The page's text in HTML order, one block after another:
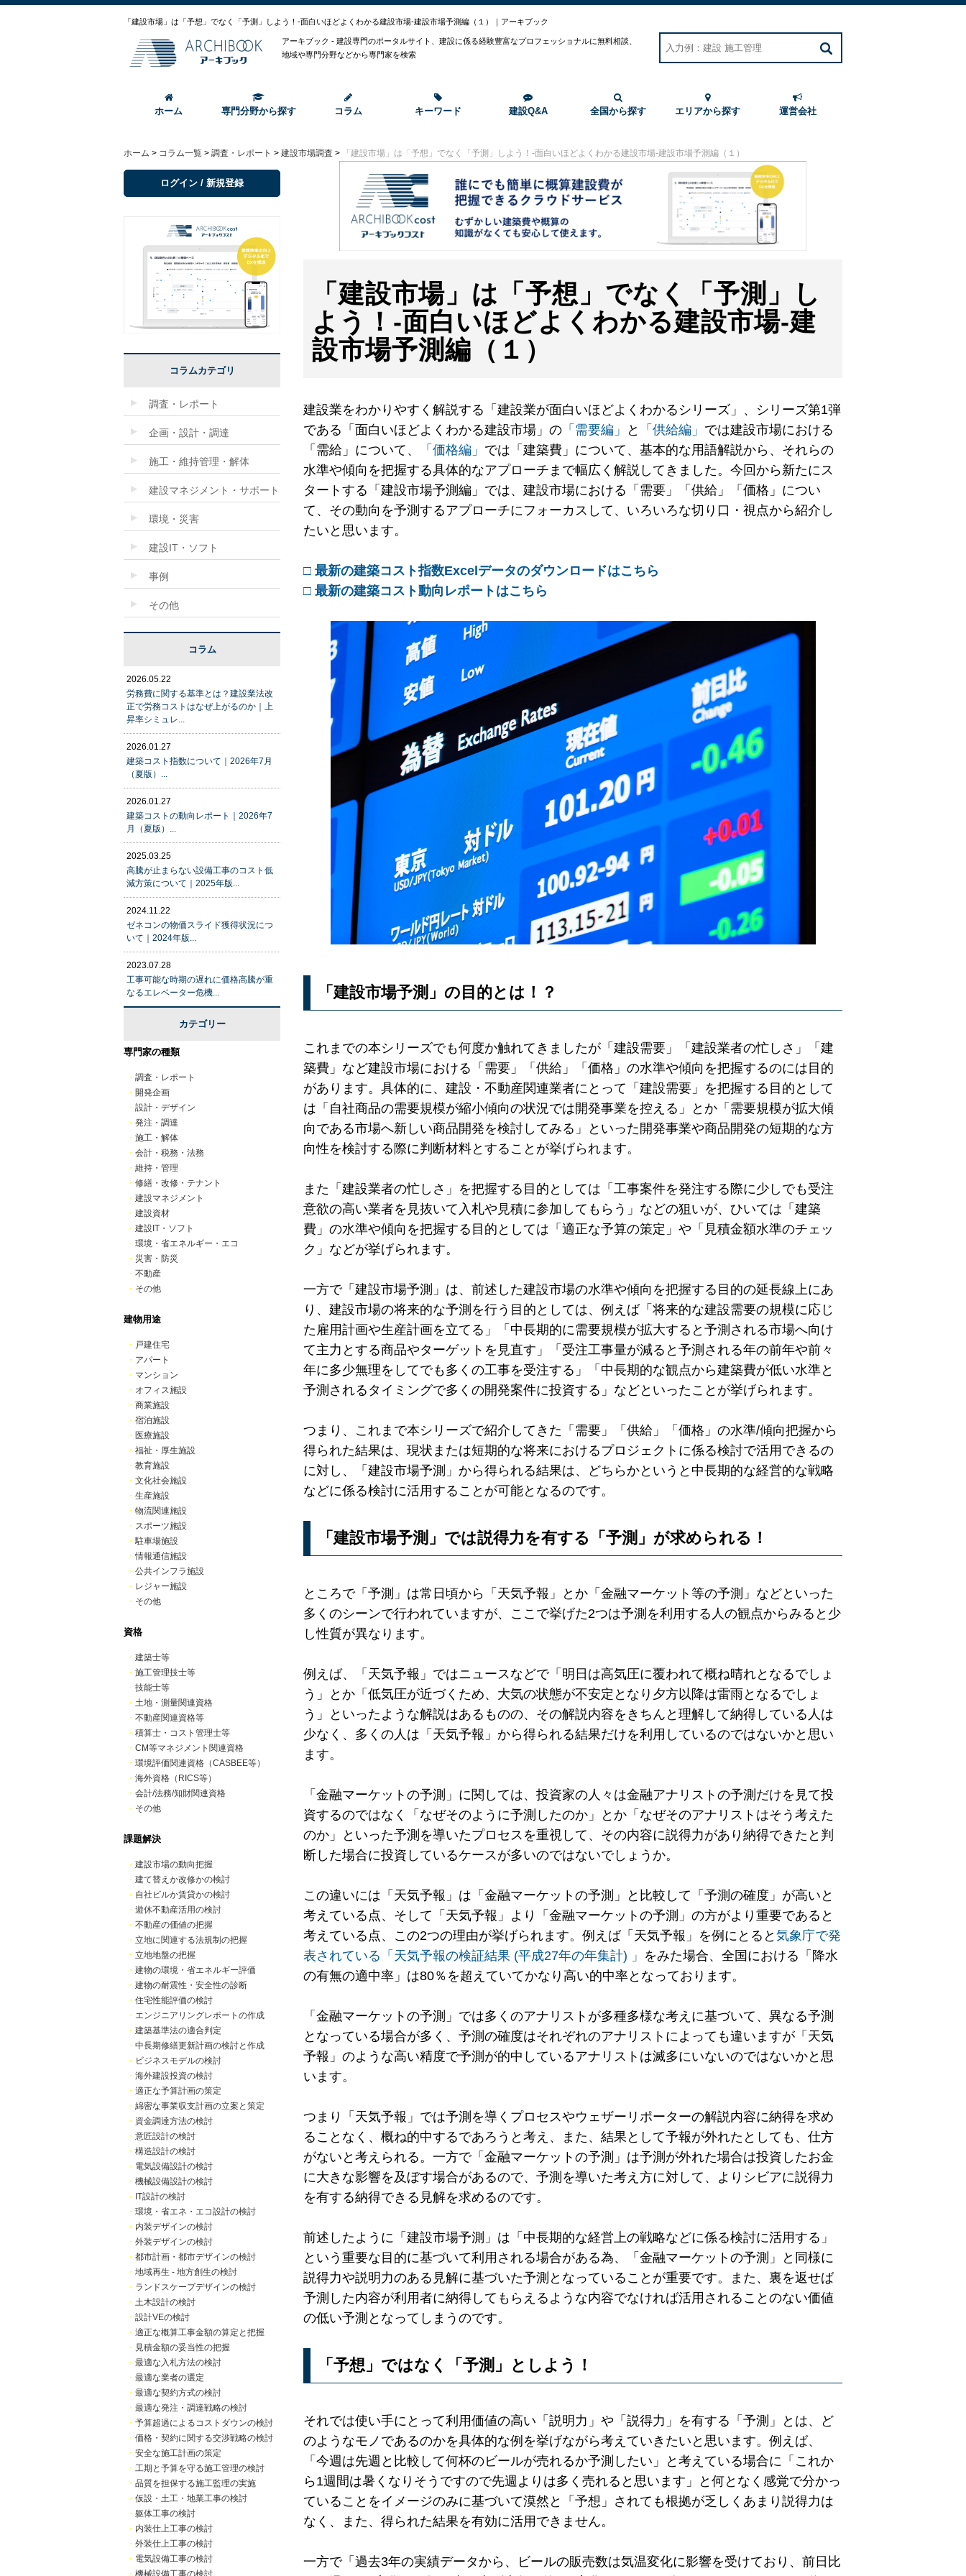
「建設市場」は「予想」でなく「予測」しよう！-面白いほどよくわかる建設市場-建設市場予測編（１）｜アーキブック
アーキブック - 建設専門のポータルサイト、建設に係る経験豊富なプロフェッショナルに無料相談、
地域や専門分野などから専門家を検索
ホーム 専門分野から探す コラム キーワード 建設Q&A 全国から探す エリアから探す 運営会社
ホーム > コラム一覧 > 調査・レポート > 建設市場調査 > 「建設市場」は「予想」でなく「予測」しよう！-面白いほどよくわかる建設市場-建設市場予測編（１）
「建設市場」は「予想」でなく「予測」し
よう！-面白いほどよくわかる建設市場-建
設市場予測編（１）
建設業をわかりやすく解説する「建設業が面白いほどよくわかるシリーズ」、シリーズ第1弾
である「面白いほどよくわかる建設市場」の 「需要編」 と 「供給編」 では建設市場における
「需給」について、
「価格編」 では「建築費」について、基本的な用語解説から、それらの
水準や傾向を把握する具体的なアプローチまで幅広く解説してきました。今回から新たにス
タートする「建設市場予測編」では、建設市場における「需要」「供給」「価格」につい
て、その動向を予測するアプローチにフォーカスして、いろいろな切り口・視点から紹介し
たいと思います。
□ 最新の建築コスト指数Excelデータのダウンロードはこちら
□ 最新の建築コスト動向レポートはこちら
「建設市場予測」の目的とは！？
これまでの本シリーズでも何度か触れてきましたが「建設需要」「建設業者の忙しさ」「建
築費」など建設市場における「需要」「供給」「価格」の水準や傾向を把握するのには目的
があります。具体的に、建設・不動産関連業者にとって「建設需要」を把握する目的として
は「自社商品の需要規模が縮小傾向の状況では開発事業を控える」とか「需要規模が拡大傾
向である市場へ新しい商品開発を検討してみる」といった開発事業や商品開発の短期的な方
向性を検討する際に判断材料とすることが挙げられます。
また「建設業者の忙しさ」を把握する目的としては「工事案件を発注する際に少しでも受注
意欲の高い業者を見抜いて入札や見積に参加してもらう」などの狙いが、ひいては「建築
費」の水準や傾向を把握する目的としては「適正な予算の策定」や「見積金額水準のチェッ
ク」などが挙げられます。
一方で「建設市場予測」は、前述した建設市場の水準や傾向を把握する目的の延長線上にあ
り、建設市場の将来的な予測を行う目的としては、例えば「将来的な建設需要の規模に応じ
た雇用計画や生産計画を立てる」「中長期的に需要規模が拡大すると予測される市場へ向け
て主力とする商品やターゲットを見直す」「受注工事量が減ると予測される年の前年や前々
年に多少無理をしてでも多くの工事を受注する」「中長期的な観点から建築費が低い水準と
予測されるタイミングで多くの開発案件に投資する」などといったことが挙げられます。
つまり、これまで本シリーズで紹介してきた「需要」「供給」「価格」の水準/傾向把握から
得られた結果は、現状または短期的な将来におけるプロジェクトに係る検討で活用できるの
に対し、「建設市場予測」から得られる結果は、どちらかというと中長期的な経営的な戦略
などに係る検討に活用することが可能となるのです。
「建設市場予測」では説得力を有する「予測」が求められる！
ところで「予測」は常日頃から「天気予報」とか「金融マーケット等の予測」などといった
多くのシーンで行われていますが、ここで挙げた2つは予測を利用する人の観点からみると少
し性質が異なります。
例えば、「天気予報」ではニュースなどで「明日は高気圧に覆われて概ね晴れとなるでしょ
う」とか「低気圧が近づくため、大気の状態が不安定となり夕方以降は雷雨となるでしょ
う」といったような解説はあるものの、その解説内容をきちんと理解して納得している人は
少なく、多くの人は「天気予報」から得られる結果だけを利用しているのではないかと思い
ます。
「金融マーケットの予測」に関しては、投資家の人々は金融アナリストの予測だけを見て投
資するのではなく「なぜそのように予測したのか」とか「なぜそのアナリストはそう考えた
のか」といった予測を導いたプロセスを重視して、その内容に説得力があり納得できたと判
断した場合に投資しているケースが多いのではないでしょうか。
この違いには「天気予報」は「金融マーケットの予測」と比較して「予測の確度」が高いと
考えている点、そして「天気予報」より「金融マーケットの予測」の方がより重要であると
考えている点、この2つの理由が挙げられます。例えば「天気予報」を例にとると 気象庁で発
表されている「天気予報の検証結果 (平成27年の年集計) 」 をみた場合、全国における「降水
の有無の適中率」は80％を超えていてかなり高い的中率となっております。
「金融マーケットの予測」では多くのアナリストが多種多様な考えに基づいて、異なる予測
となっている場合が多く、予測の確度はそれぞれのアナリストによっても違いますが「天気
予報」のような高い精度で予測が的中しているアナリストは滅多にいないのではないかと思
います。
つまり「天気予報」では予測を導くプロセスやウェザーリポーターの解説内容に納得を求め
ることなく、概ね的中するであろうと考え、また、結果として予報が外れたとしても、仕方
がないと考えられる。一方で「金融マーケットの予測」は予測が外れた場合は投資したお金
に大きな影響を及ぼす場合があるので、予測を導いた考え方に対して、よりシビアに説得力
を有する納得できる見解を求めるのです。
前述したように「建設市場予測」は「中長期的な経営上の戦略などに係る検討に活用する」
という重要な目的に基づいて利用される場合がある為、「金融マーケットの予測」と同様に
説得力や説明力のある見解に基づいた予測となっていることが重要です。また、裏を返せば
予測した内容が利用者に納得してもらえるような内容でなければ活用されることのない価値
の低い予測となってしまうのです。
「予想」ではなく「予測」としよう！
それでは使い手にとって利用価値の高い「説明力」や「説得力」を有する「予測」とは、ど
のようなモノであるのかを具体的な例を挙げながら考えていきたいと思います。例えば、
「今週は先週と比較して何杯のビールが売れるか予測したい」と考えている場合に「これか
ら1週間は暑くなりそうですので先週よりは多く売れると思います」と何となく感覚で分かっ
ていることをイメージのみに基づいて漠然と「予想」されても根拠が乏しくあまり説得力は
なく、また、得られた結果を有効に活用できません。
一方で「過去3年の実績データから、ビールの販売数は気温変化に影響を受けており、前日比
ログイン / 新規登録
コラムカテゴリ
調査・レポート
企画・設計・調達
施工・維持管理・解体
建設マネジメント・サポート
環境・災害
建設IT・ソフト
事例
その他
コラム
2026.05.22
労務費に関する基準とは？建設業法改
正で労務コストはなぜ上がるのか｜上
昇率シミュレ...
2026.01.27
建築コスト指数について｜2026年7月
（夏版）...
2026.01.27
建築コストの動向レポート｜2026年7
月（夏版）...
2025.03.25
高騰が止まらない設備工事のコスト低
減方策について｜2025年版...
2024.11.22
ゼネコンの物価スライド獲得状況につ
いて｜2024年版...
2023.07.28
工事可能な時期の遅れに価格高騰が重
なるエレベーター危機...
カテゴリー
専門家の種類
・ 調査・レポート
・ 開発企画
・ 設計・デザイン
・ 発注・調達
・ 施工・解体
・ 会計・税務・法務
・ 維持・管理
・ 修繕・改修・テナント
・ 建設マネジメント
・ 建設資材
・ 建設IT・ソフト
・ 環境・省エネルギー・エコ
・ 災害・防災
・ 不動産
・ その他
建物用途
・ 戸建住宅
・ アパート
・ マンション
・ オフィス施設
・ 商業施設
・ 宿泊施設
・ 医療施設
・ 福祉・厚生施設
・ 教育施設
・ 文化社会施設
・ 生産施設
・ 物流関連施設
・ スポーツ施設
・駐車場施設
・情報通信施設
・ 公共インフラ施設
・ レジャー施設
・ その他
資格
・ 建築士等
・ 施工管理技士等
・ 技能士等
・ 土地・測量関連資格
・ 不動産関連資格等
・ 積算士・コスト管理士等
・ CM等マネジメント関連資格
・ 環境評価関連資格（CASBEE等）
・ 海外資格（RICS等）
・ 会計/法務/知財関連資格
・ その他
課題解決
・ 建設市場の動向把握
・ 建て替えか改修かの検討
・ 自社ビルか賃貸かの検討
・ 遊休不動産活用の検討
・ 不動産の価値の把握
・ 立地に関連する法規制の把握
・ 立地地盤の把握
・ 建物の環境・省エネルギー評価
・ 建物の耐震性・安全性の診断
・ 住宅性能評価の検討
・ エンジニアリングレポートの作成
・ 建築基準法の適合判定
・ 中長期修繕更新計画の検討と作成
・ ビジネスモデルの検討
・ 海外建設投資の検討
・ 適正な予算計画の策定
・ 綿密な事業収支計画の立案と策定
・ 資金調達方法の検討
・ 意匠設計の検討
・ 構造設計の検討
・ 電気設備設計の検討
・ 機械設備設計の検討
・ IT設計の検討
・ 環境・省エネ・エコ設計の検討
・ 内装デザインの検討
・ 外装デザインの検討
・ 都市計画・都市デザインの検討
・ 地域再生 - 地方創生の検討
・ ランドスケープデザインの検討
・ 土木設計の検討
・ 設計VEの検討
・ 適正な概算工事金額の算定と把握
・ 見積金額の妥当性の把握
・ 最適な入札方法の検討
・ 最適な業者の選定
・ 最適な契約方式の検討
・ 最適な発注・調達戦略の検討
・ 予算超過によるコストダウンの検討
・ 価格・契約に関する交渉戦略の検討
・ 安全な施工計画の策定
・ 工期と予算を守る施工管理の検討
・ 品質を担保する施工監理の実施
・ 仮設・土工・地業工事の検討
・ 躯体工事の検討
・ 内装仕上工事の検討
・ 外装仕上工事の検討
・ 電気設備工事の検討
・ 機械設備工事の検討